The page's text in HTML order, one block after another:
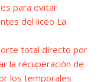
para evitar
del liceo La
total directo por
la recuperación de
los temporales